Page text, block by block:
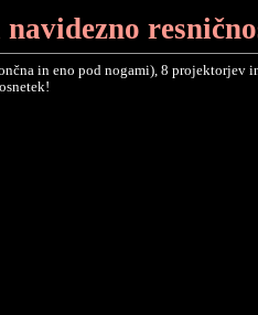
in eno pod nogami), 8 projektorjev